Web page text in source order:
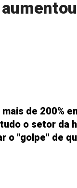
de 200%
o setor da
o "golpe" de